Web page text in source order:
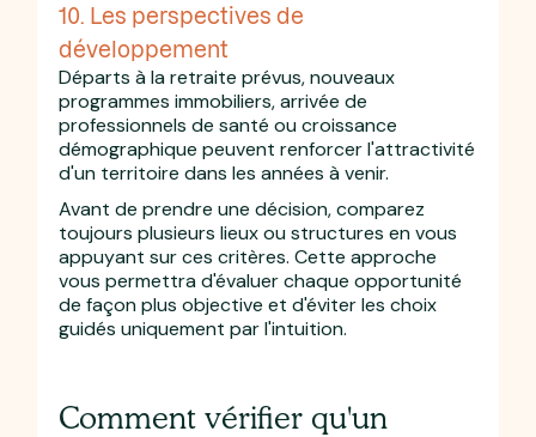
10. Les perspectives de
développement
Départs à la retraite prévus, nouveaux
programmes immobiliers, arrivée de
professionnels de santé ou croissance
démographique peuvent renforcer l'attractivité
d'un territoire dans les années à venir.
Avant de prendre une décision, comparez
toujours plusieurs lieux ou structures en vous
appuyant sur ces critères. Cette approche
vous permettra d'évaluer chaque opportunité
de façon plus objective et d'éviter les choix
guidés uniquement par l'intuition.
Comment vérifier qu'un